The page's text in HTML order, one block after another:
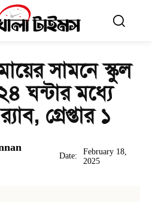
সামনে স্কুল
ঘন্টার মধ্যে
গ্রেপ্তার ১
Date:
February 18,
2025